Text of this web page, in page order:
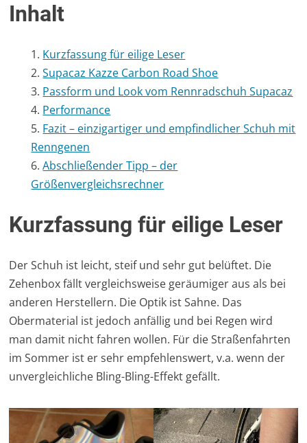
Inhalt
Kurzfassung für eilige Leser
Supacaz Kazze Carbon Road Shoe
Passform und Look vom Rennradschuh Supacaz
Performance
Fazit – einzigartiger und empfindlicher Schuh mit
Renngenen
Abschließender Tipp – der
Größenvergleichsrechner
Kurzfassung für eilige Leser
Der Schuh ist leicht, steif und sehr gut belüftet. Die
Zehenbox fällt vergleichsweise geräumiger aus als bei
anderen Herstellern. Die Optik ist Sahne. Das
Obermaterial ist jedoch anfällig und bei Regen wird
man damit nicht fahren wollen. Für die Straßenfahrten
im Sommer ist er sehr empfehlenswert, v.a. wenn der
unvergleichliche Bling-Bling-Effekt gefällt.